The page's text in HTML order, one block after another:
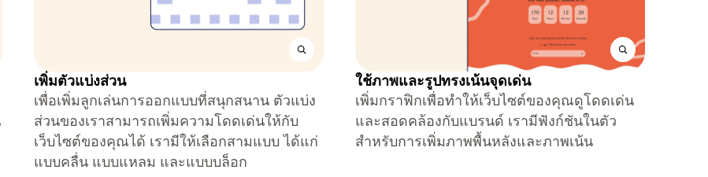
เพิ่มตัวแบ่งส่วน
เพื่อเพิ่มลูกเล่นการออกแบบที่สนุกสนาน ตัวแบ่ง
ส่วนของเราสามารถเพิ่มความโดดเด่นให้กับ
เว็บไซต์ของคุณได้ เรามีให้เลือกสามแบบ ได้แก่
แบบคลื่น แบบแหลม และแบบบล็อก
ใช้ภาพและรูปทรงเน้นจุดเด่น
เพิ่มกราฟิกเพื่อทำให้เว็บไซต์ของคุณดูโดดเด่น
และสอดคล้องกับแบรนด์ เรามีฟังก์ชันในตัว
สำหรับการเพิ่มภาพพื้นหลังและภาพเน้น